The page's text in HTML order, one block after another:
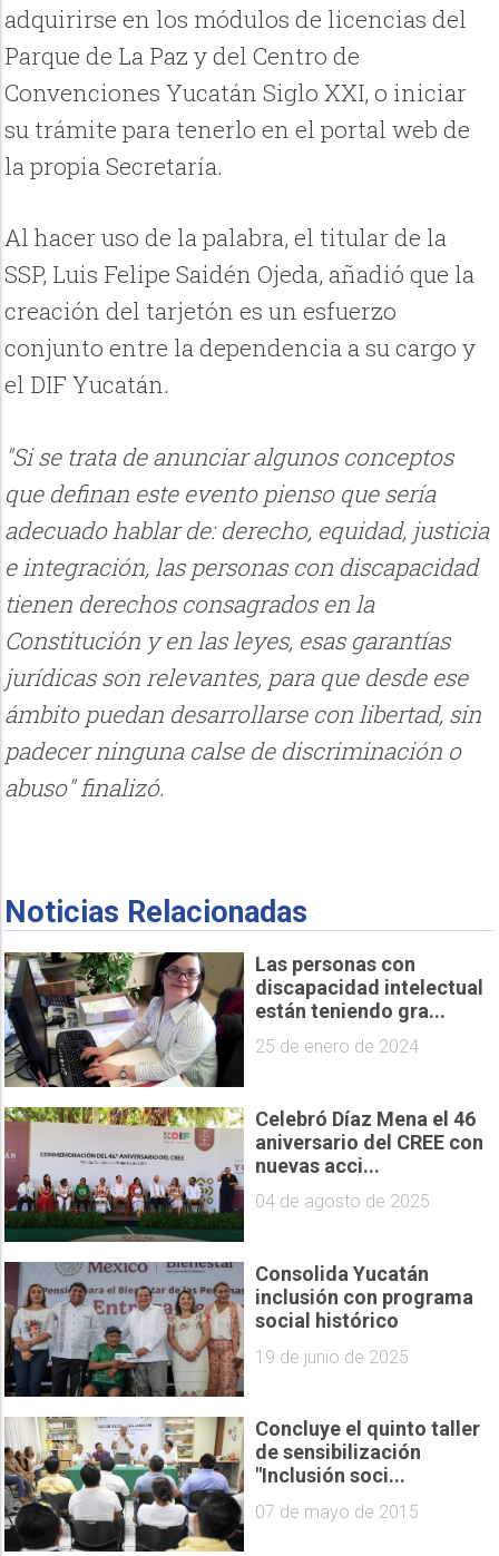
adquirirse en los módulos de licencias del
Parque de La Paz y del Centro de
Convenciones Yucatán Siglo XXI, o iniciar
su trámite para tenerlo en el portal web de
la propia Secretaría.
Al hacer uso de la palabra, el titular de la
SSP, Luis Felipe Saidén Ojeda, añadió que la
creación del tarjetón es un esfuerzo
conjunto entre la dependencia a su cargo y
el DIF Yucatán.
"Si se trata de anunciar algunos conceptos
que definan este evento pienso que sería
adecuado hablar de: derecho, equidad, justicia
e integración, las personas con discapacidad
tienen derechos consagrados en la
Constitución y en las leyes, esas garantías
jurídicas son relevantes, para que desde ese
ámbito puedan desarrollarse con libertad, sin
padecer ninguna calse de discriminación o
abuso" finalizó.
Noticias Relacionadas
Las personas con
discapacidad intelectual
están teniendo gra...
25 de enero de 2024
Celebró Díaz Mena el 46
aniversario del CREE con
nuevas acci...
04 de agosto de 2025
Consolida Yucatán
inclusión con programa
social histórico
19 de junio de 2025
Concluye el quinto taller
de sensibilización
"Inclusión soci...
07 de mayo de 2015